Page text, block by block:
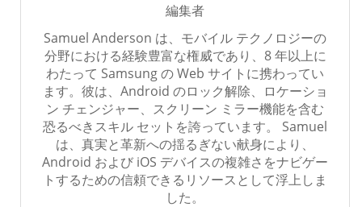
編集者
Samuel Anderson は、モバイル テクノロジーの
分野における経験豊富な権威であり、8 年以上に
わたって Samsung の Web サイトに携わってい
ます。彼は、Android のロック解除、ロケーショ
ン チェンジャー、スクリーン ミラー機能を含む
恐るべきスキル セットを誇っています。 Samuel
は、真実と革新への揺るぎない献身により、
Android および iOS デバイスの複雑さをナビゲー
トするための信頼できるリソースとして浮上しま
した。